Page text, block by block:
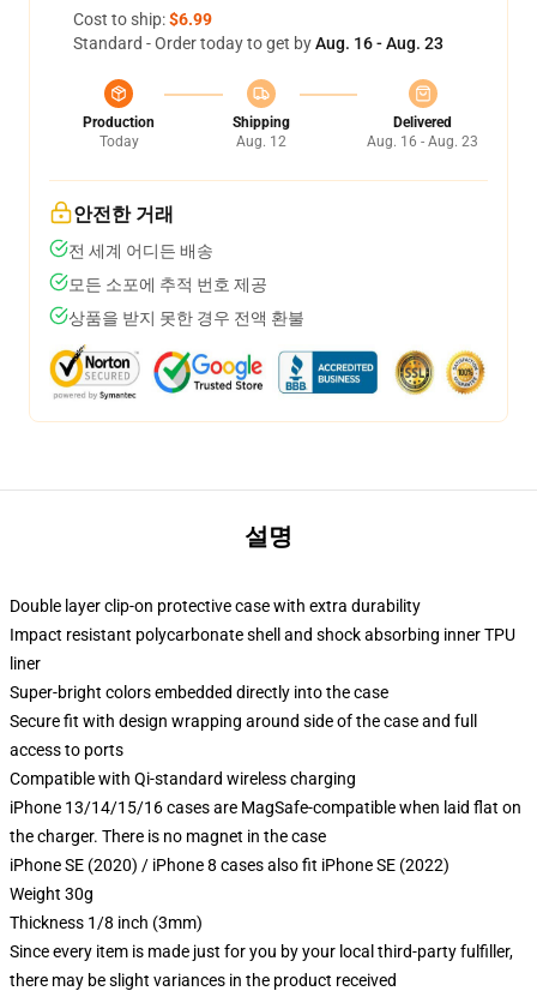
Cost to ship:$6.99
Standard - Order today to get byAug. 16 - Aug. 23
Production
Today
Shipping
Aug. 12
Delivered
Aug. 16 - Aug. 23
안전한 거래
전 세계 어디든 배송
모든 소포에 추적 번호 제공
상품을 받지 못한 경우 전액 환불
설명
Double layer clip-on protective case with extra durability
Impact resistant polycarbonate shell and shock absorbing inner TPU
liner
Super-bright colors embedded directly into the case
Secure fit with design wrapping around side of the case and full
access to ports
Compatible with Qi-standard wireless charging
iPhone 13/14/15/16 cases are MagSafe-compatible when laid flat on
the charger. There is no magnet in the case
iPhone SE (2020) / iPhone 8 cases also fit iPhone SE (2022)
Weight 30g
Thickness 1/8 inch (3mm)
Since every item is made just for you by your local third-party fulfiller,
there may be slight variances in the product received